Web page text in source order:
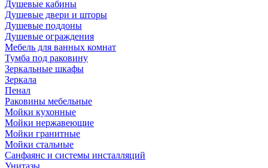
Душевые кабины
Душевые двери и шторы
Душевые поддоны
Душевые ограждения
Мебель для ванных комнат
Тумба под раковину
Зеркальные шкафы
Зеркала
Пенал
Раковины мебельные
Мойки кухонные
Мойки нержавеющие
Мойки гранитные
Мойки стальные
Санфаянс и системы инсталляций
Унитазы